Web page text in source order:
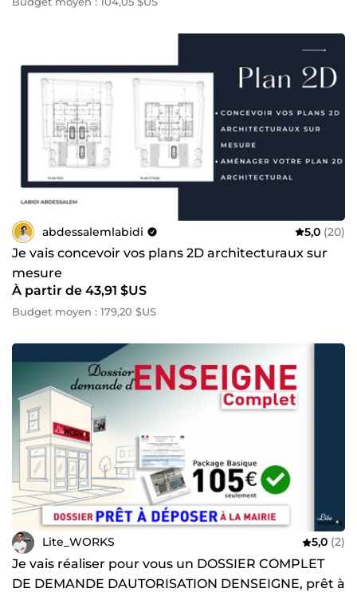
abdessalemlabidi 5,0 (20)
Je vais concevoir vos plans 2D architecturaux sur
mesure
À partir de 43,91 $US
Budget moyen : 179,20 $US
Lite_WORKS 5,0 (2)
Je vais réaliser pour vous un DOSSIER COMPLET
DE DEMANDE DAUTORISATION DENSEIGNE, prêt à